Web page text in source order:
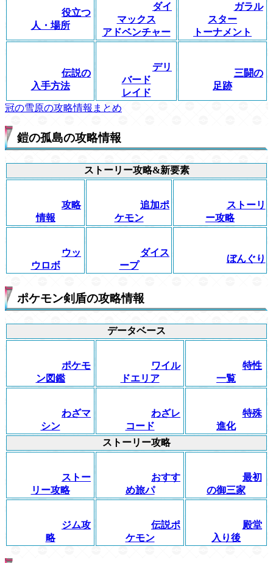
役立つ
人・場所
ダイ
マックス
アドベンチャー
ガラル
スター
トーナメント
伝説の
入手方法
デリ
バード
レイド
三闘の
足跡
冠の雪原の攻略情報まとめ
鎧の孤島の攻略情報
ストーリー攻略&新要素
攻略
情報
追加ポ
ケモン
ストーリ
ー攻略
ウッ
ウロボ
ダイス
ープ
ぼんぐり
ポケモン剣盾の攻略情報
データベース
ポケモ
ン図鑑
ワイル
ドエリア
特性
一覧
わざマ
シン
わざレ
コード
特殊
進化
ストーリー攻略
ストー
リー攻略
おすす
め旅パ
最初
の御三家
ジム攻
略
伝説ポ
ケモン
殿堂
入り後